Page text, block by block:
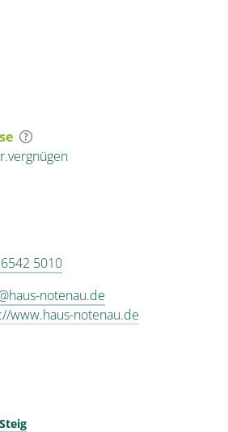
5010
notenau.de
www.haus-notenau.de